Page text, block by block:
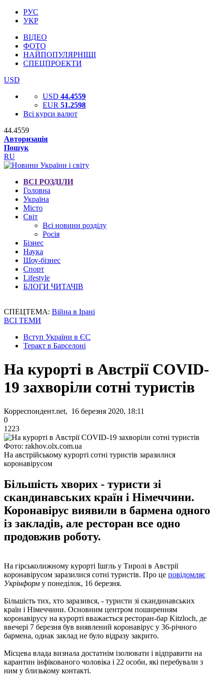
РУС
УКР
ВІДЕО
ФОТО
НАЙПОПУЛЯРНІШІ
СПЕЦПРОЕКТИ
USD
USD 44.4559
EUR 51.2598
Всі курси валют
44.4559
Авторизація
Пошук
RU
ВСІ РОЗДІЛИ
Головна
Україна
Місто
Світ
Всі новини розділу
Росія
Бізнес
Наука
Шоу-бізнес
Спорт
Lifestyle
БЛОГИ ЧИТАЧІВ
СПЕЦТЕМА: Війна в Ірані
ВСІ ТЕМИ
Вступ України в ЄС
Теракт в Барселоні
На курорті в Австрії COVID-
19 захворіли сотні туристів
Корреспондент.net, 16 березня 2020, 18:11
0
1223
Фото: rakhov.olx.com.ua
На австрійському курорті сотні туристів заразилися
коронавірусом
Більшість хворих - туристи зі
скандинавських країн і Німеччини.
Коронавірус виявили в бармена одного
із закладів, але ресторан все одно
продовжив роботу.
На гірськолижному курорті Ішгль у Тиролі в Австрії
коронавірусом заразилися сотні туристів. Про це повідомляє
Укрінформ у понеділок, 16 березня.
Більшість тих, хто заразився, - туристи зі скандинавських
країн і Німеччини. Основним центром поширенням
коронавірусу на курорті вважається ресторан-бар Kitzloch, де
ввечері 7 березня був виявлений коронавірус у 36-річного
бармена, однак заклад не було відразу закрито.
Місцева влада визнала достатнім ізолювати і відправити на
карантин інфікованого чоловіка і 22 особи, які перебували з
ним у близькому контакті.